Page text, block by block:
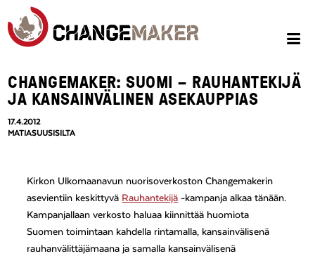
CHANGEMAKER: SUOMI – RAUHANTEKIJÄ
JA KANSAINVÄLINEN ASEKAUPPIAS
17.4.2012
MATIASUUSISILTA
Kirkon Ulkomaanavun nuorisoverkoston Changemakerin
asevientiin keskittyvä Rauhantekijä -kampanja alkaa tänään.
Kampanjallaan verkosto haluaa kiinnittää huomiota
Suomen toimintaan kahdella rintamalla, kansainvälisenä
rauhanvälittäjämaana ja samalla kansainvälisenä